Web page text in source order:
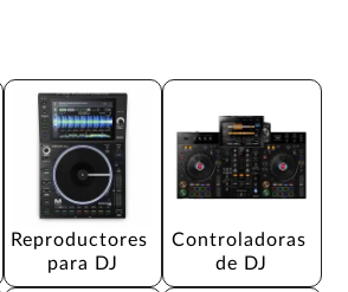
Reproductores
para DJ
Controladoras
de DJ